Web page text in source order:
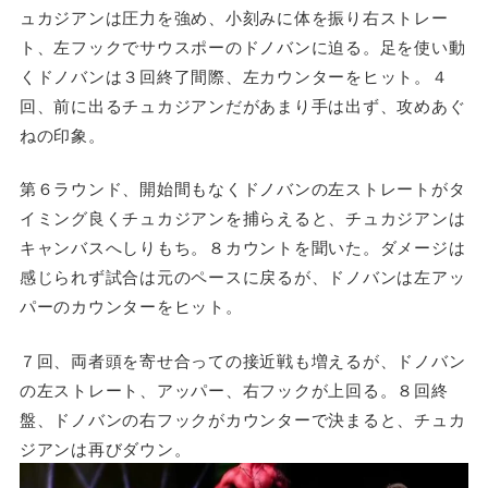
ュカジアンは圧力を強め、小刻みに体を振り右ストレー
ト、左フックでサウスポーのドノバンに迫る。足を使い動
くドノバンは３回終了間際、左カウンターをヒット。４
回、前に出るチュカジアンだがあまり手は出ず、攻めあぐ
ねの印象。
第６ラウンド、開始間もなくドノバンの左ストレートがタ
イミング良くチュカジアンを捕らえると、チュカジアンは
キャンバスへしりもち。８カウントを聞いた。ダメージは
感じられず試合は元のペースに戻るが、ドノバンは左アッ
パーのカウンターをヒット。
７回、両者頭を寄せ合っての接近戦も増えるが、ドノバン
の左ストレート、アッパー、右フックが上回る。８回終
盤、ドノバンの右フックがカウンターで決まると、チュカ
ジアンは再びダウン。